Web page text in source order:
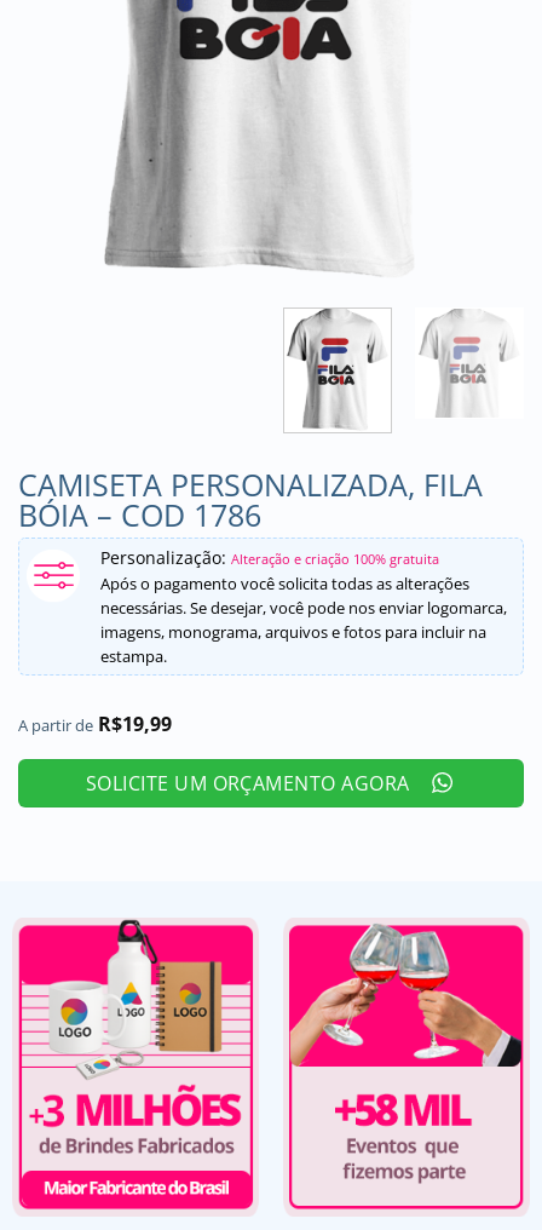
CAMISETA PERSONALIZADA, FILA
BÓIA – COD 1786
Personalização: Alteração e criação 100% gratuita
Após o pagamento você solicita todas as alterações
necessárias. Se desejar, você pode nos enviar logomarca,
imagens, monograma, arquivos e fotos para incluir na
estampa.
A partir de R$19,99
SOLICITE UM ORÇAMENTO AGORA